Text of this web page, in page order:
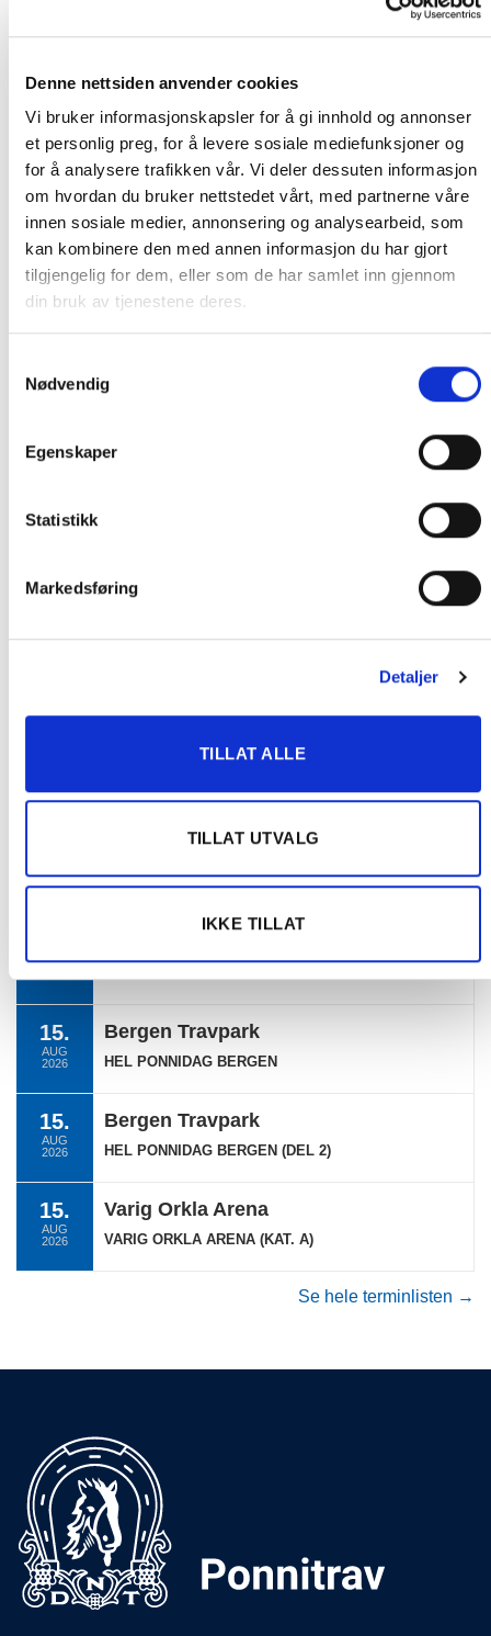
Denne nettsiden anvender cookies
Vi bruker informasjonskapsler for å gi innhold og annonser
et personlig preg, for å levere sosiale mediefunksjoner og
for å analysere trafikken vår. Vi deler dessuten informasjon
om hvordan du bruker nettstedet vårt, med partnerne våre
innen sosiale medier, annonsering og analysearbeid, som
kan kombinere den med annen informasjon du har gjort
tilgjengelig for dem, eller som de har samlet inn gjennom
din bruk av tjenestene deres.
Nødvendig
Egenskaper
Statistikk
Markedsføring
Detaljer
TILLAT ALLE
TILLAT UTVALG
IKKE TILLAT
01 04.12.2022 Sørlandet (ABCD)
01 13.11.2022 Sørlandet (ABCD)
Sørlandets
Travpark
09 19.08.2022
Mobile
Sørlandsparkens
ponniløp
Sørlandets
Travpark
02 30.07.2022 Sørlandets travpark
Sørlandets
Travpark
Nyheter
2026
Momarken Travbane
MOMARKEN
AUG
2026
OAT OG TGNS PONNILØP
AUG
15.
AUG
2026
Bergen Travpark
HEL PONNIDAG BERGEN
15.
AUG
2026
Bergen Travpark
HEL PONNIDAG BERGEN (DEL 2)
15.
AUG
2026
Varig Orkla Arena
VARIG ORKLA ARENA (KAT. A)
Se hele terminlisten →